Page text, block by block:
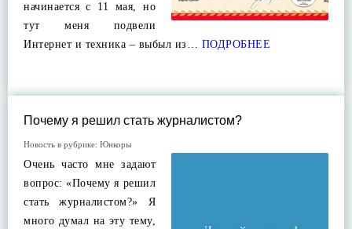
начинается с 11 мая, но
тут меня подвели
Интернет и техника – выбыл из… ПОДРОБНЕЕ
Почему я решил стать журналистом?
Новость в рубрике: Юнкоры
Очень часто мне задают
вопрос: «Почему я решил
стать журналистом?» Я
много думал на эту тему,